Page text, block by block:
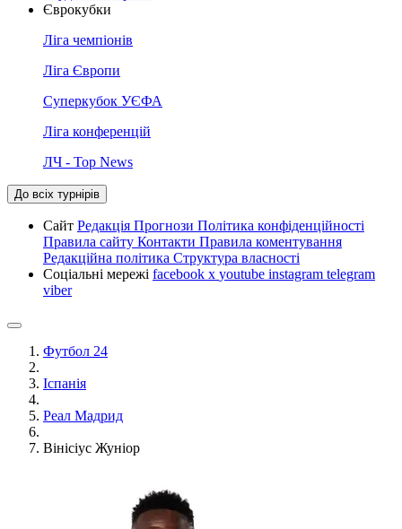
Єврокубки
Ліга чемпіонів
Ліга Європи
Суперкубок УЄФА
Ліга конференцій
ЛЧ - Top News
До всіх турнірів
Сайт Редакція Прогнози Політика конфіденційності
Правила сайту Контакти Правила коментування
Редакційна політика Структура власності
Соціальні мережі facebook x youtube instagram telegram
viber
Футбол 24
Іспанія
Реал Мадрид
Вінісіус Жуніор